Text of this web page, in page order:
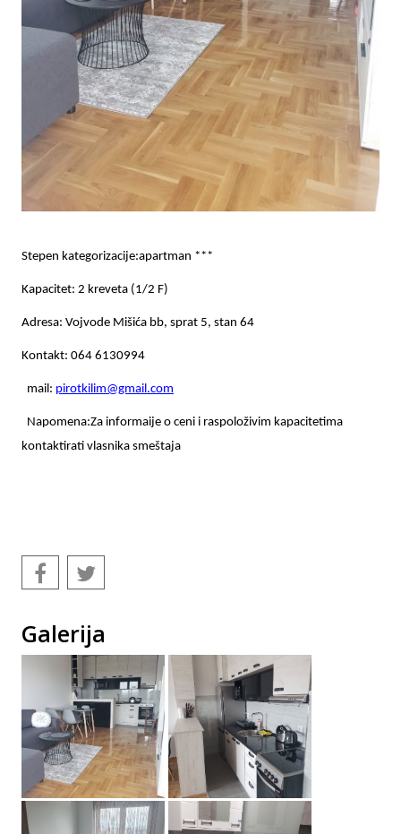
Stepen kategorizacije:apartman ***
Kapacitet: 2 kreveta (1/2 F)
Adresa: Vojvode Mišića bb, sprat 5, stan 64
Kontakt: 064 6130994
mail: pirotkilim@gmail.com
Napomena:Za informaije o ceni i raspoloživim kapacitetima
kontaktirati vlasnika smeštaja
Galerija